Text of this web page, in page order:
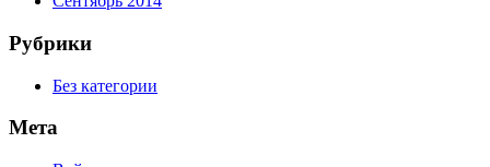
Рубрики
Без категории
Мета